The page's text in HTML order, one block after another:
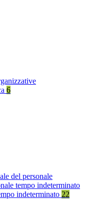
6
del personale
tempo indeterminato
indeterminato 22